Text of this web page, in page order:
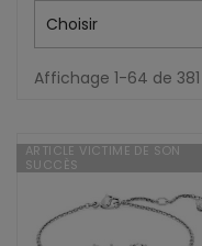
Choisir
Affichage 1-64 de
ARTICLE VICTIME DE SON
SUCCÈS